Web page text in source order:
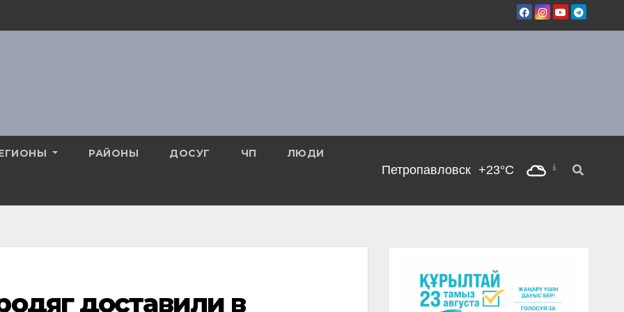
РАЙОНЫ ДОСУГ ЧП ЛЮДИ
Петропавловск +23°C
доставили в